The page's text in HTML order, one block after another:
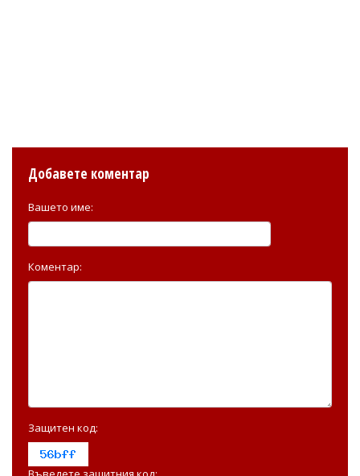
Добавете коментар
Вашето име:
Коментар:
Защитен код: